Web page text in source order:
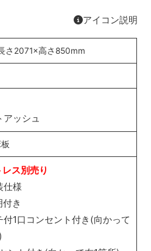
アイコン説明
さ2071×高さ850mm
アッシュ
ス別売り
仕様
き
付1口コンセント付き(向かって